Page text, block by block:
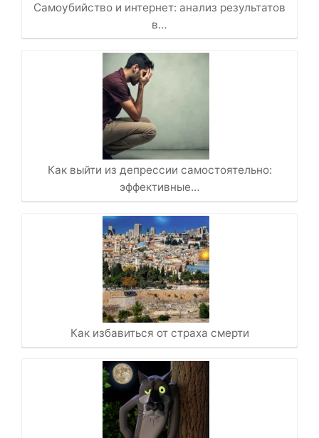
Самоубийство и интернет: анализ результатов
в…
Как выйти из депрессии самостоятельно:
эффективные…
Как избавиться от страха смерти